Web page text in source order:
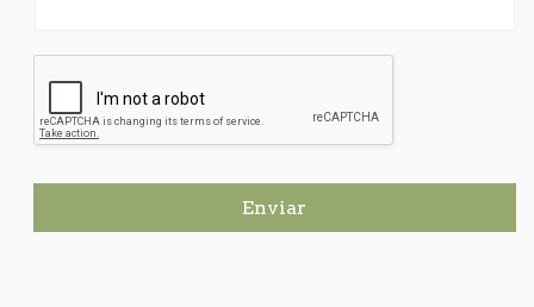
Enviar